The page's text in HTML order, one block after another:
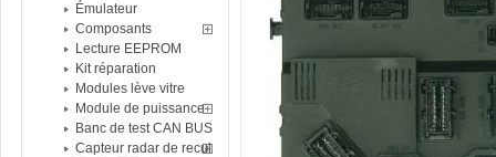
Émulateur
Composants
Lecture EEPROM
Kit réparation
Modules lève vitre
Module de puissance
Banc de test CAN BUS
Capteur radar de recul